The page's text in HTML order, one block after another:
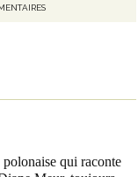
qui raconte